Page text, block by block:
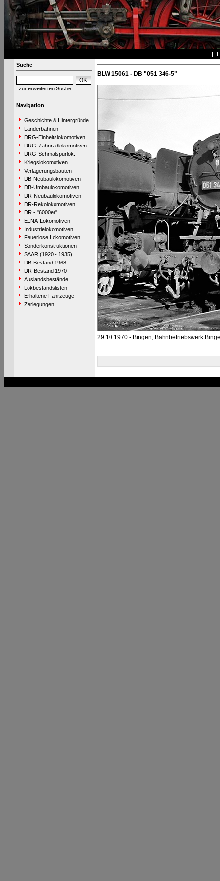
Suche
zur erweiterten Suche
Navigation
Geschichte & Hintergründe
Länderbahnen
DRG-Einheitslokomotiven
DRG-Zahnradlokomotiven
DRG-Schmalspurlok.
Kriegslokomotiven
Verlagerungsbauten
DB-Neubaulokomotiven
DB-Umbaulokomotiven
DR-Neubaulokomotiven
DR-Rekolokomotiven
DR - "6000er"
ELNA-Lokomotiven
Industrielokomotiven
Feuerlose Lokomotiven
Sonderkonstruktionen
SAAR (1920 - 1935)
DB-Bestand 1968
DR-Bestand 1970
Auslandsbestände
Lokbestandslisten
Erhaltene Fahrzeuge
Zerlegungen
BLW 15061 - DB "051 346-5"
29.10.1970 - Bingen, Bahnbetriebswerk